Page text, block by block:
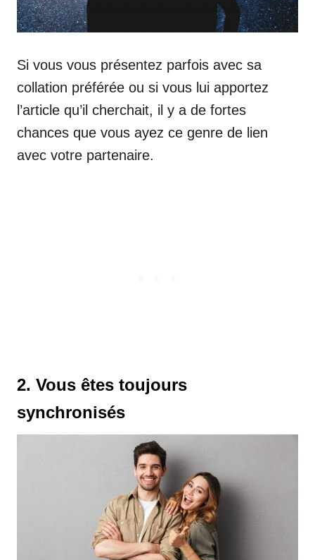
Si vous vous présentez parfois avec sa
collation préférée ou si vous lui apportez
l’article qu’il cherchait, il y a de fortes
chances que vous ayez ce genre de lien
avec votre partenaire.
2. Vous êtes toujours
synchronisés